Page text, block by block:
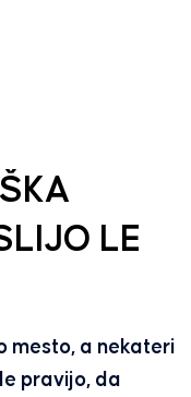
LE
mesto, a nekateri
pravijo, da